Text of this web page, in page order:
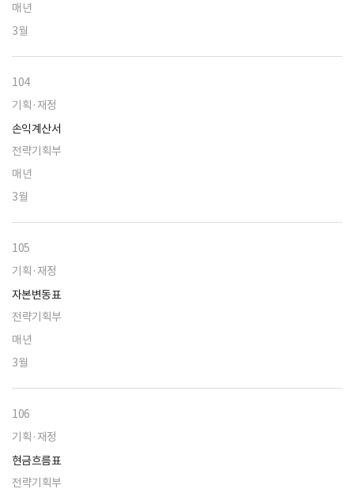
매년
3월
104
기획·재정
손익계산서
전략기획부
매년
3월
105
기획·재정
자본변동표
전략기획부
매년
3월
106
기획·재정
현금흐름표
전략기획부